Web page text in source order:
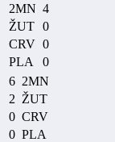
2MN 4
ŽUT 0
CRV 0
PLA
0
6 2MN
2 ŽUT
0 CRV
0 PLA